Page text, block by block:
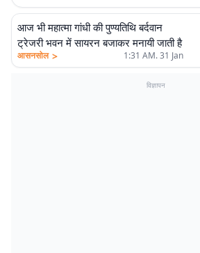
आज भी महात्मा गांधी की पुण्यतिथि बर्दवान
ट्रेजरी भवन में सायरन बजाकर मनायी जाती है
आसनसोल > 1:31 AM. 31 Jan
विज्ञापन